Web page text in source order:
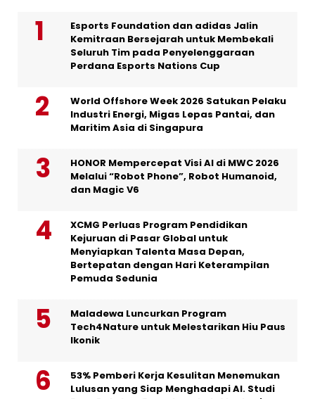
Esports Foundation dan adidas Jalin
Kemitraan Bersejarah untuk Membekali
Seluruh Tim pada Penyelenggaraan
Perdana Esports Nations Cup
World Offshore Week 2026 Satukan Pelaku
Industri Energi, Migas Lepas Pantai, dan
Maritim Asia di Singapura
HONOR Mempercepat Visi AI di MWC 2026
Melalui “Robot Phone”, Robot Humanoid,
dan Magic V6
XCMG Perluas Program Pendidikan
Kejuruan di Pasar Global untuk
Menyiapkan Talenta Masa Depan,
Bertepatan dengan Hari Keterampilan
Pemuda Sedunia
Maladewa Luncurkan Program
Tech4Nature untuk Melestarikan Hiu Paus
Ikonik
53% Pemberi Kerja Kesulitan Menemukan
Lulusan yang Siap Menghadapi AI. Studi